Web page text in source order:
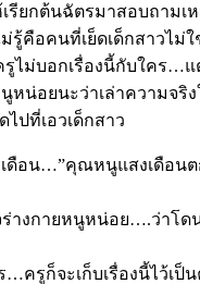
เรียกต้นฉัตรมาสอบถาม
รู้คือคนที่เย็ดเด็กสาวไม่
รูไม่บอกเรื่องนี้กับใคร…
หน่อยนะว่าเล่าความจริ
ปที่เอวเด็กสาว
ดือน…”คุณหนูแสงเดือน
ร่างกายหนูหน่อย….ว่าโด
…ครูก็จะเก็บเรื่องนี้ไว้เ